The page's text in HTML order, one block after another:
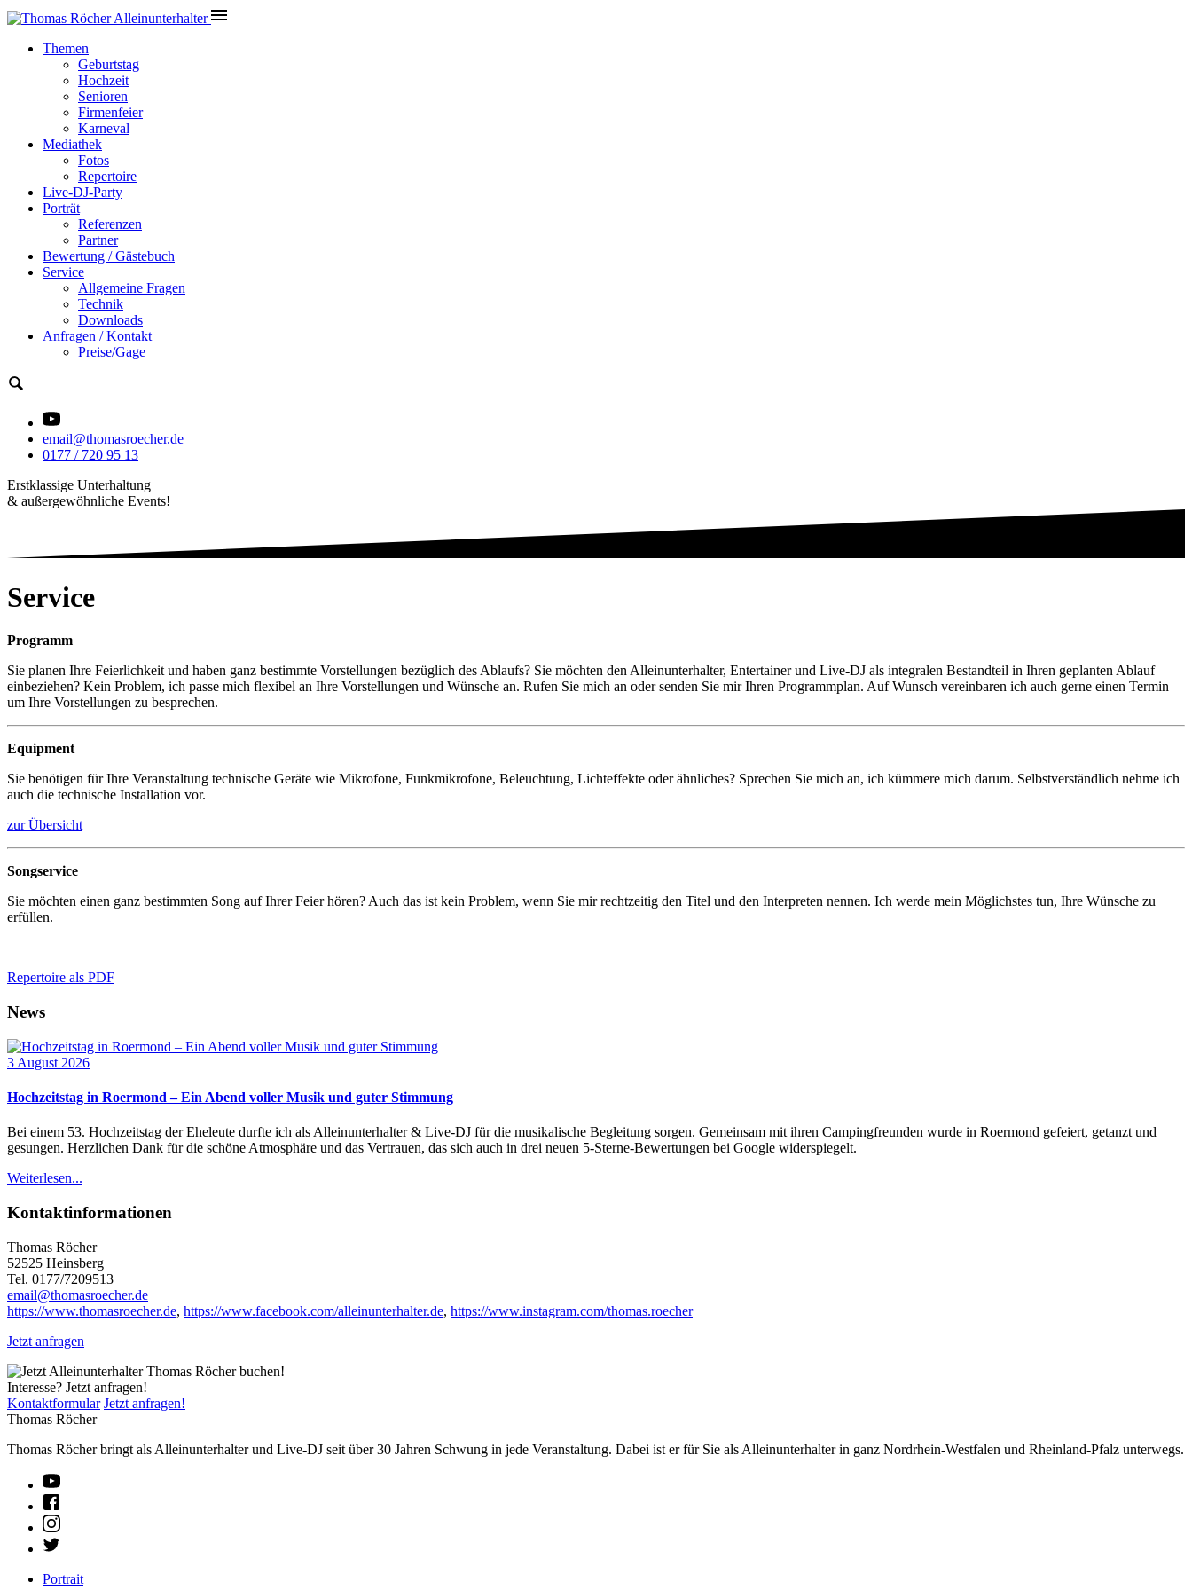
Themen
Geburtstag
Hochzeit
Senioren
Firmenfeier
Karneval
Mediathek
Fotos
Repertoire
Live-DJ-Party
Porträt
Referenzen
Partner
Bewertung / Gästebuch
Service
Allgemeine Fragen
Technik
Downloads
Anfragen / Kontakt
Preise/Gage
email@thomasroecher.de
0177 / 720 95 13
Erstklassige Unterhaltung
& außergewöhnliche Events!
Service
Programm
Sie planen Ihre Feierlichkeit und haben ganz bestimmte Vorstellungen bezüglich des Ablaufs? Sie möchten den Alleinunterhalter, Entertainer und Live-DJ als integralen Bestandteil in Ihren geplanten Ablauf
einbeziehen? Kein Problem, ich passe mich flexibel an Ihre Vorstellungen und Wünsche an. Rufen Sie mich an oder senden Sie mir Ihren Programmplan. Auf Wunsch vereinbaren ich auch gerne einen Termin
um Ihre Vorstellungen zu besprechen.
Equipment
Sie benötigen für Ihre Veranstaltung technische Geräte wie Mikrofone, Funkmikrofone, Beleuchtung, Lichteffekte oder ähnliches? Sprechen Sie mich an, ich kümmere mich darum. Selbstverständlich nehme ich
auch die technische Installation vor.
zur Übersicht
Songservice
Sie möchten einen ganz bestimmten Song auf Ihrer Feier hören? Auch das ist kein Problem, wenn Sie mir rechtzeitig den Titel und den Interpreten nennen. Ich werde mein Möglichstes tun, Ihre Wünsche zu
erfüllen.
Repertoire als PDF
News
3 August 2026
Hochzeitstag in Roermond – Ein Abend voller Musik und guter Stimmung
Bei einem 53. Hochzeitstag der Eheleute durfte ich als Alleinunterhalter & Live-DJ für die musikalische Begleitung sorgen. Gemeinsam mit ihren Campingfreunden wurde in Roermond gefeiert, getanzt und
gesungen. Herzlichen Dank für die schöne Atmosphäre und das Vertrauen, das sich auch in drei neuen 5-Sterne-Bewertungen bei Google widerspiegelt.
Weiterlesen...
Kontaktinformationen
Thomas Röcher
52525 Heinsberg
Tel. 0177/7209513
email@thomasroecher.de
https://www.thomasroecher.de, https://www.facebook.com/alleinunterhalter.de, https://www.instagram.com/thomas.roecher
Jetzt anfragen
Interesse? Jetzt anfragen!
Kontaktformular Jetzt anfragen!
Thomas Röcher
Thomas Röcher bringt als Alleinunterhalter und Live-DJ seit über 30 Jahren Schwung in jede Veranstaltung. Dabei ist er für Sie als Alleinunterhalter in ganz Nordrhein-Westfalen und Rheinland-Pfalz unterwegs.
Portrait